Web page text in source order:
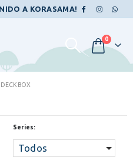
A KORASAMA!
0
DECKBOX
Series:
Todos